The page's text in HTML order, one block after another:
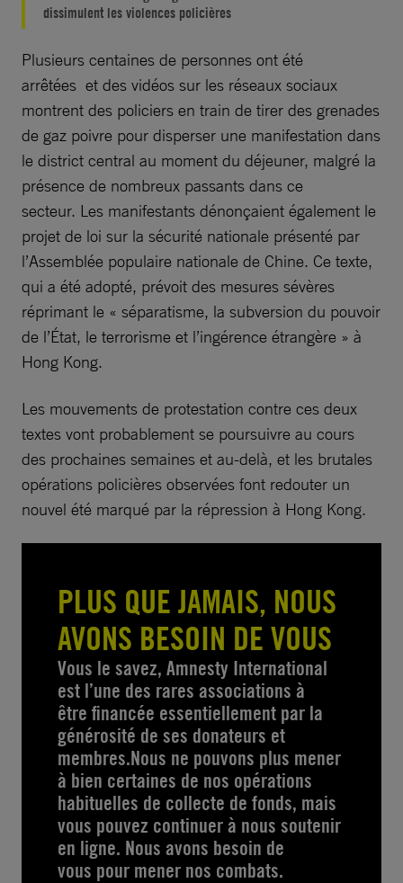
dissimulent les violences policières
Plusieurs centaines de personnes ont été
arrêtées et des vidéos sur les réseaux sociaux
montrent des policiers en train de tirer des grenades
de gaz poivre pour disperser une manifestation dans
le district central au moment du déjeuner, malgré la
présence de nombreux passants dans ce
secteur. Les manifestants dénonçaient également le
projet de loi sur la sécurité nationale présenté par
l’Assemblée populaire nationale de Chine. Ce texte,
qui a été adopté, prévoit des mesures sévères
réprimant le « séparatisme, la subversion du pouvoir
de l’État, le terrorisme et l’ingérence étrangère » à
Hong Kong.
Les mouvements de protestation contre ces deux
textes vont probablement se poursuivre au cours
des prochaines semaines et au-delà, et les brutales
opérations policières observées font redouter un
nouvel été marqué par la répression à Hong Kong.
PLUS QUE JAMAIS, NOUS
AVONS BESOIN DE VOUS
Vous le savez, Amnesty International
est l’une des rares associations à
être financée essentiellement par la
générosité de ses donateurs et
membres.Nous ne pouvons plus mener
à bien certaines de nos opérations
habituelles de collecte de fonds, mais
vous pouvez continuer à nous soutenir
en ligne. Nous avons besoin de
vous pour mener nos combats.